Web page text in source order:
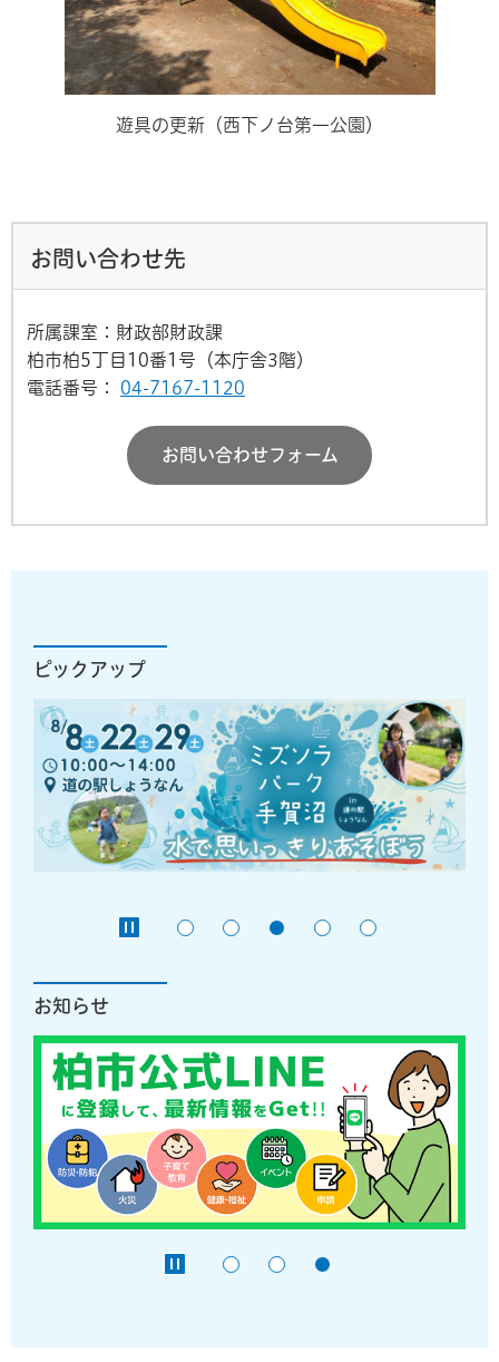
遊具の更新（西下ノ台第一公園）
お問い合わせ先
所属課室：財政部財政課
柏市柏5丁目10番1号（本庁舎3階）
電話番号：
04-7167-1120
お問い合わせフォーム
ピックアップ
お知らせ